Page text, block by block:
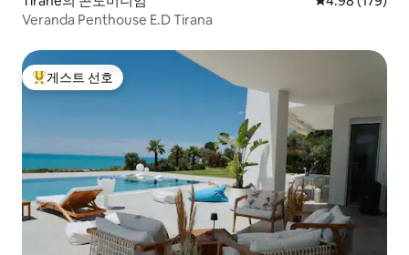
Veranda Penthouse E.D Tirana
상위 게스트 선호
게스트 선호